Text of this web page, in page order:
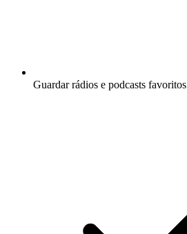
Guardar rádios e podcasts favoritos